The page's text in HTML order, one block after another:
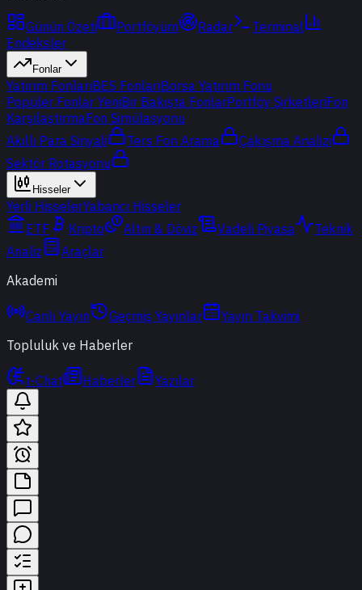
Günün Özeti Portföyüm Radar
Terminal
Endeksler
Fonlar
Yatırım FonlarıBES FonlarıBorsa Yatırım Fonu
Popüler Fonlar YeniBir Bakışta FonlarPortföy ŞirketleriFon
KarşılaştırmaFon Simülasyonu
Akıllı Para Sinyali
Ters Fon Arama
Çakışma Analizi
Sektör Rotasyonu
Hisseler
Yerli HisselerYabancı Hisseler
ETF
Kripto Altın & Döviz Vadeli Piyasa
Teknik
Analiz
Araçlar
Akademi
Canlı Yayın Geçmiş Yayınlar
Yayın Takvimi
Topluluk ve Haberler
t-Chat Haberler Yazılar